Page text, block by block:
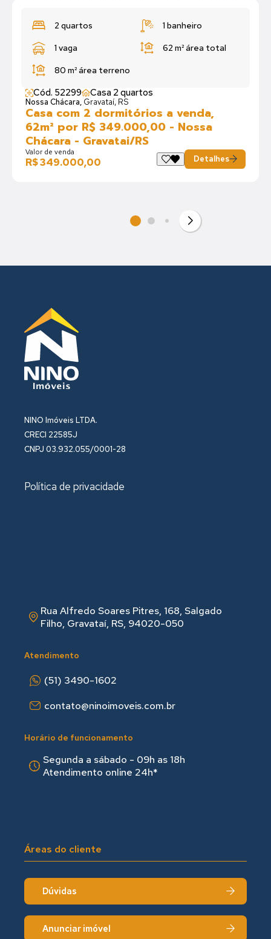
2 quartos 1 banheiro
1 vaga 62 m²área total
80 m²área terreno
Cód. 52299 Casa 2 quartos
Nossa Chácara, Gravataí, RS
Casa com 2 dormitórios a venda,
62m² por R$ 349.000,00 - Nossa
Chácara - Gravatai/RS
Valor de venda
R$ 349.000,00 Detalhes
NINO Imóveis LTDA.
CRECI 22585J
CNPJ 03.932.055/0001-28
Política de privacidade
Rua Alfredo Soares Pitres, 168, Salgado
Filho, Gravataí, RS, 94020-050
Atendimento
(51) 3490-1602
contato@ninoimoveis.com.br
Horário de funcionamento
Segunda a sábado - 09h as 18hㅤㅤ
Atendimento online 24h*
Áreas do cliente
Dúvidas
Anunciar imóvel